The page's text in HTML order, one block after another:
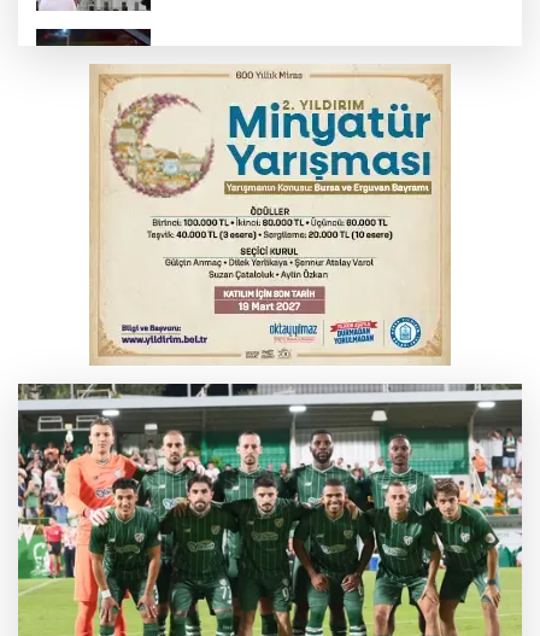
Bursa’da drift atan sürücüye ceza yağdı
Bursa'da korkutan kazada 4 yaralı
Feci kaza yaşlı çifti hayattan kopardı
Yükseköğretim Kanununda değişiklik
Resmi Gazete'de